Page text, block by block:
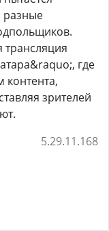
разные
трансляция
где
контента,
зрителей
5.29.11.168